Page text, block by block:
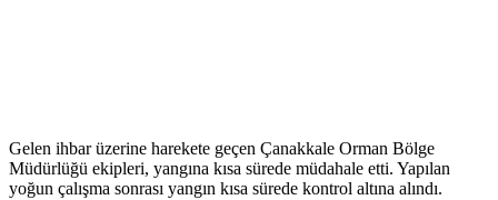
Gelen ihbar üzerine harekete geçen Çanakkale Orman Bölge
Müdürlüğü ekipleri, yangına kısa sürede müdahale etti. Yapılan
yoğun çalışma sonrası yangın kısa sürede kontrol altına alındı.